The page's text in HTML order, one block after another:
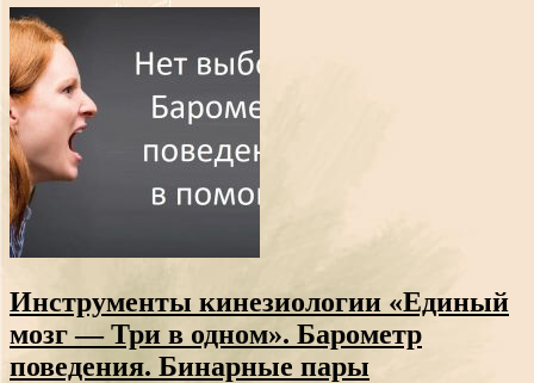
Инструменты кинезиологии «Единый
мозг — Три в одном». Барометр
поведения. Бинарные пары